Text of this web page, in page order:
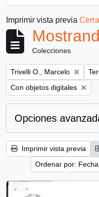
Imprimir vista previa
Colecciones
Remove filter:
Trivelli O., Marcelo
Remove filter:
Con objetos digitales
Opciones
Imprimir vista previa
Ordenar por: